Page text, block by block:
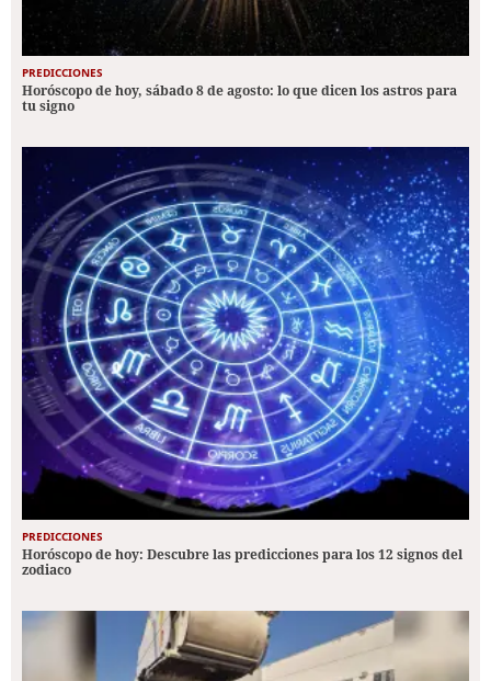
PREDICCIONES
Horóscopo de hoy, sábado 8 de agosto: lo que dicen los astros para
tu signo
PREDICCIONES
Horóscopo de hoy: Descubre las predicciones para los 12 signos del
zodiaco